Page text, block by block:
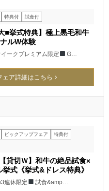
特典付 試食付
■挙式特典】極上黒毛和牛
ルW体験
ークプレミアム限定 G…
ェア詳細はこちら
ピックアップフェア
特典付
貸切Ｗ】和牛の絶品試食×
式《挙式&ドレス特典》
連休限定 試食&amp…